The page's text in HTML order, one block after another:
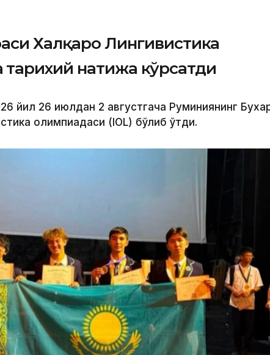
Халқаро Лингивистика
натижа кўрсатди
йил 26 июлдан 2 августгача Руминиянинг
олимпиадаси (IOL) бўлиб ўтди.